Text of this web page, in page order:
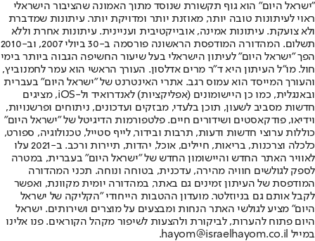
"ישראל היום" הוא גוף תקשורת שנוסד מתוך האמונה שהציבור הישראלי
ראוי לעיתונות טובה יותר, מאוזנת יותר ומדויקת יותר. עיתונות שמדברת
ולא צועקת. עיתונות אמינה, אובייקטיבית ועניינית. עיתונות אחרת וללא
תשלום. המהדורה המודפסת הראשונה פורסמה ב-30 ביולי 2007, וב-2010
הפך "ישראל היום" לעיתון הישראלי בעל שיעור החשיפה הגבוה ביותר בימי
חול. מו"ל העיתון היא ד"ר מרים אדלסון. העורך הראשי הוא עמר לחמנוביץ,
והעורך המייסד הוא עמוס רגב. אתרי האינטרנט של "ישראל היום" בעברית
ובאנגלית, כמו כן היישומונים (אפליקציות) לאנדרואיד ול-iOS, מציגים
חדשות מסביב לשעון, תוכן בלעדי, מבזקים ועדכונים, ניתוחים ופרשנויות,
וידיאו, פודקאסטים ושידורים חיים. פלטפורמות הדיגיטל של "ישראל היום"
כוללות ערוצי חדשות ודעות, תרבות ובידור, לייף סטייל, טכנולוגיה, ספורט,
כלכלה וצרכנות, בריאות, חיילים, אוכל, יהדות, תיירות ורכב. ב-2021 עלו
לאוויר האתר החדש והיישומון החדש של "ישראל היום" בעברית, במטרה
לספק לגולשים חוויה מהירה, עדכנית, בטוחה ונוחה. תכני המהדורה
המודפסת של העיתון זמינים גם באתר, במהדורה יומית מקוונת, ואפשר
לקבל אותם גם בניוזלטר. מועדון ההטבות הייחודי "הקליקה של ישראל
היום" מציע לגולשי האתר הנחות ומבצעים על מוצרים ושירותים. ישראל
היום פתוח להערות, לביקורת ולהצעות לשיפור מקהל הקוראים. פנו אלינו
במייל hayom@israelhayom.co.il.